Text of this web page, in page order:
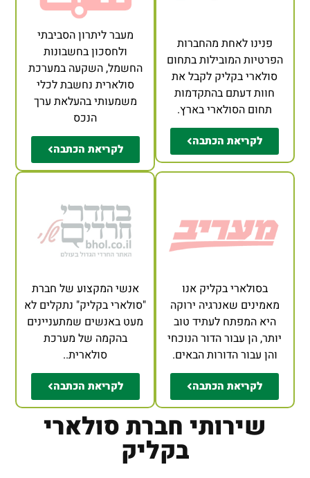
פנינו לאחת מהחברות
הפרטיות המובילות בתחום
סולארי בקליק לקבל את
חוות דעתם בהתקדמות
תחום הסולארי בארץ.
לקריאת הכתבה
מעבר ליתרון הסביבתי
ולחסכון בחשבונות
החשמל, השקעה במערכת
סולארית נחשבת לכלי
משמעותי בהעלאת ערך
הנכס
לקריאת הכתבה
בסולארי בקליק אנו
מאמינים שאנרגיה ירוקה
היא המפתח לעתיד טוב
יותר, הן עבור הדור הנוכחי
והן עבור הדורות הבאים.
לקריאת הכתבה
אנשי המקצוע של חברת
"סולארי בקליק" נתקלים לא
מעט באנשים שמתעניינים
בהקמה של מערכת
סולארית..
לקריאת הכתבה
שירותי חברת סולארי
בקליק